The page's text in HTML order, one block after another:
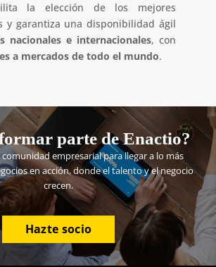
la elección de los mejores
y garantiza una disponibilidad ágil
nacionales e internacionales, con
a mercados de todo el mundo.
parte de Enactio?
empresarial para llegar a lo más
en acción, donde el talento y el negocio
crecen.
Hazte socio